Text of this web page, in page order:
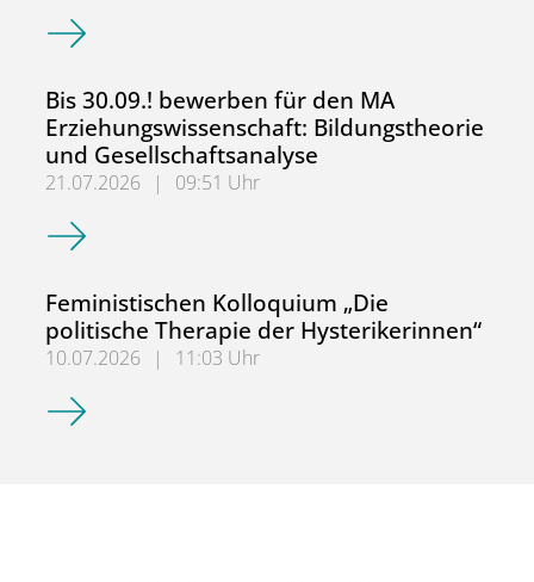
2. NRW-Fachtag: Sozialpädagogische Berufs- und
Bis 30.09.! bewerben für den MA
Erziehungswissenschaft: Bildungstheorie
und Gesellschaftsanalyse
21.07.2026 |
09:51 Uhr
Bis 30.09.! bewerben für den MA
Feministischen Kolloquium „Die
politische Therapie der Hysterikerinnen“
10.07.2026 |
11:03 Uhr
Feministischen Kolloquium „Die politische Therapie der